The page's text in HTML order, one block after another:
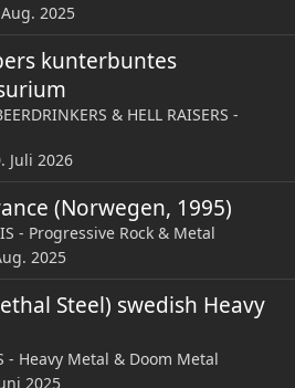
2025
kunterbuntes
& HELL RAISERS -
Juli 2026
(Norwegen, 1995)
- Progressive Rock & Metal
2025
Steel) swedish Heavy
- Heavy Metal & Doom Metal
2025